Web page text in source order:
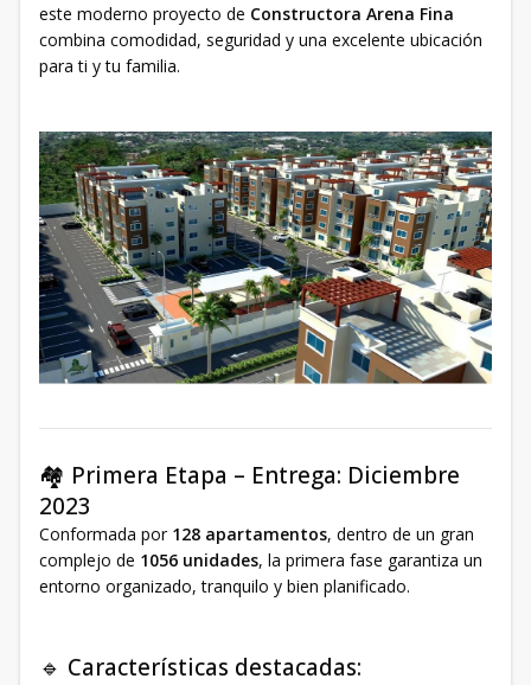
este moderno proyecto de Constructora Arena Fina
combina comodidad, seguridad y una excelente ubicación
para ti y tu familia.
🏘️ Primera Etapa – Entrega: Diciembre
2023
Conformada por 128 apartamentos, dentro de un gran
complejo de 1056 unidades, la primera fase garantiza un
entorno organizado, tranquilo y bien planificado.
🔹 Características destacadas: